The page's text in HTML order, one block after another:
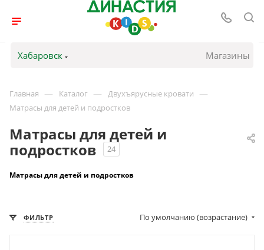
Хабаровск Магазины
Главная — Каталог — Двухъярусные кровати —
Матрасы для детей и подростков
Матрасы для детей и
подростков
24
Матрасы для детей и подростков
ФИЛЬТР По умолчанию (возрастание)